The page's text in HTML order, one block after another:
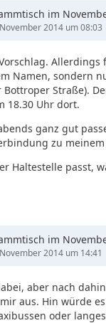
im
2014 um 08:03
Allerdings
Namen, sondern
Bottroper Straße).
18.30 Uhr dort.
ganz gut
zu
Haltestelle passt,
im
2014 um 14:41
aber nach
aus. Hin würde
oder